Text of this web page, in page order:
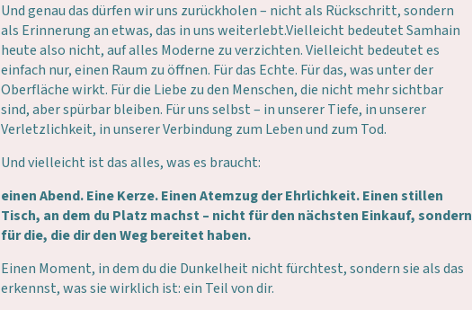
Und genau das dürfen wir uns zurückholen – nicht als Rückschritt, sondern
als Erinnerung an etwas, das in uns weiterlebt.Vielleicht bedeutet Samhain
heute also nicht, auf alles Moderne zu verzichten. Vielleicht bedeutet es
einfach nur, einen Raum zu öffnen. Für das Echte. Für das, was unter der
Oberfläche wirkt. Für die Liebe zu den Menschen, die nicht mehr sichtbar
sind, aber spürbar bleiben. Für uns selbst – in unserer Tiefe, in unserer
Verletzlichkeit, in unserer Verbindung zum Leben und zum Tod.
Und vielleicht ist das alles, was es braucht:
einen Abend. Eine Kerze. Einen Atemzug der Ehrlichkeit. Einen stillen
Tisch, an dem du Platz machst – nichtfür den nächsten Einkauf, sondern
für die, die dir den Weg bereitet haben.
Einen Moment, in dem du die Dunkelheit nicht fürchtest, sondern sie als das
erkennst, was sie wirklich ist: ein Teil von dir.